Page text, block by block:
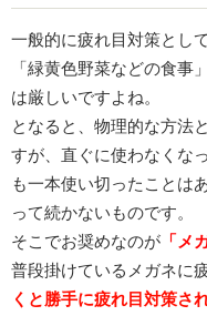
一般的に疲れ目対策とし
「緑黄色野菜などの食事
は厳しいですよね。
となると、物理的な方法
すが、直ぐに使わなくな
も一本使い切ったことは
って続かないものです。
そこでお奨めなのが 「メ
普段掛けているメガネに
くと勝手に疲れ目対策さ